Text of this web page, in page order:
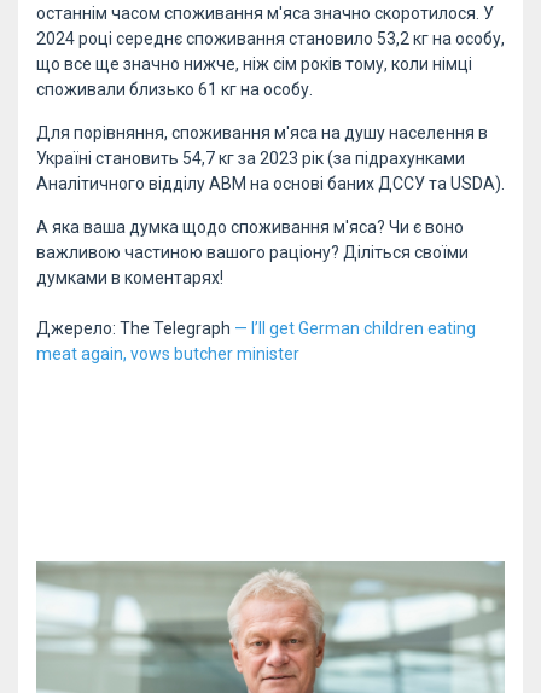
останнім часом споживання м'яса значно скоротилося. У
2024 році середнє споживання становило 53,2 кг на особу,
що все ще значно нижче, ніж сім років тому, коли німці
споживали близько 61 кг на особу.
Для порівняння, споживання м'яса на душу населення в
Україні становить 54,7 кг за 2023 рік (за підрахунками
Аналітичного відділу АВМ на основі баних ДССУ та USDA).
А яка ваша думка щодо споживання м'яса? Чи є воно
важливою частиною вашого раціону? Діліться своїми
думками в коментарях!
Джерело: The Telegraph — I’ll get German children eating
meat again, vows butcher minister